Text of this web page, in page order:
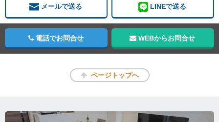
メールで送る LINEで送る
電話でお問合せ WEBからお問合せ
ページトップへ